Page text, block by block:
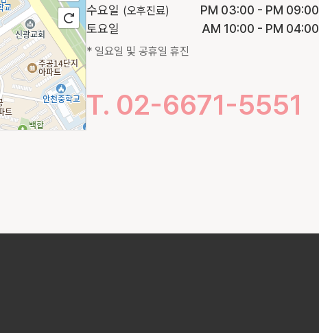
수요일 (오후진료)
PM 03:00 - PM 09:00
토요일
AM 10:00 - PM 04:00
* 일요일 및 공휴일 휴진
T. 02-6671-5551